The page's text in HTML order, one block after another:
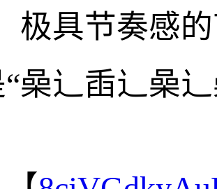
极具节奏感
喿辶臿辶喿